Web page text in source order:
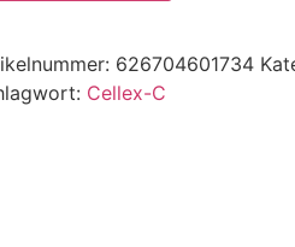
626704601734
Cellex-C